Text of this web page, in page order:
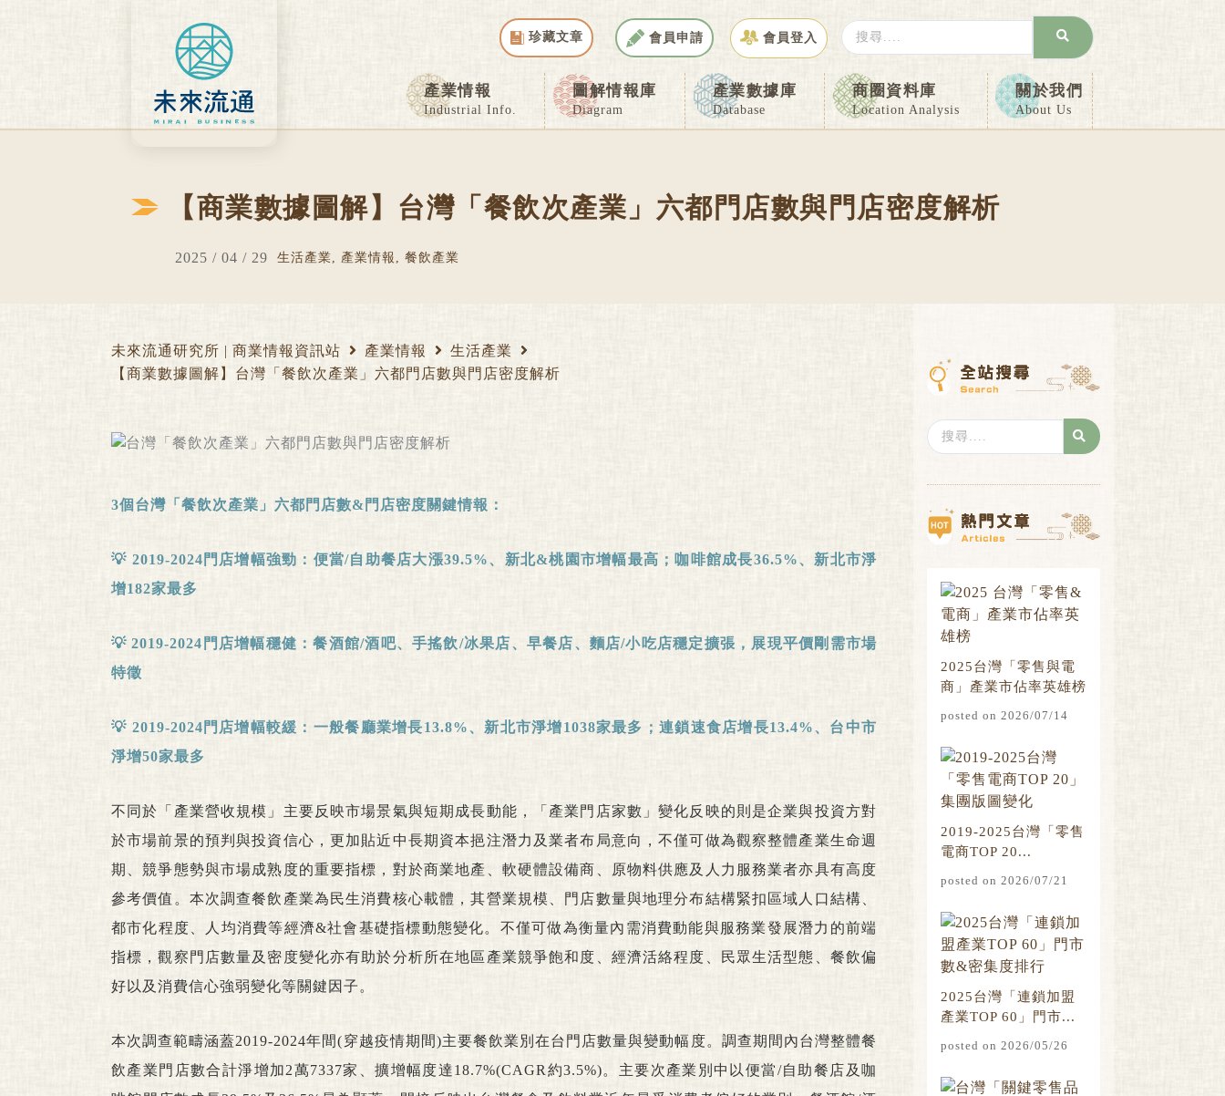
珍藏文章 會員申請 會員登入
Search
...
產業情報
Industrial Info.
圖解情報庫
Diagram
產業數據庫
Database
商圈資料庫
Location Analysis
關於我們
About Us
【商業數據圖解】台灣「餐飲次產業」六都門店數與門店密度解析
2025 / 04 / 29 生活產業 產業情報 餐飲產業
未來流通研究所 | 商業情報資訊站 產業情報
生活產業
【商業數據圖解】台灣「餐飲次產業」六都門店數與門店密度解析
3個台灣「餐飲次產業」六都門店數& 門店密度關鍵情報：
💡 2019-2024 門店增幅強勁：便當/自助餐店大漲39.5%、新北&桃園市增幅最高；咖啡館成長36.5%、新北市淨
增182家最多
💡2019-2024 門店增幅穩健：餐酒館/酒吧、手搖飲/冰果店、早餐店、麵店/小吃店穩定擴張，展現平價剛需市場
特徵
💡 2019-2024 門店增幅較緩：一般餐廳業增長13.8%、新北市淨增1038家最多；連鎖速食店增長13.4%、台中市
淨增50家最多
不同於「產業營收規模」主要反映市場景氣與短期成長動能，「產業門店家數」變化反映的則是企業與投資方對
於市場前景的預判與投資信心，更加貼近中長期資本挹注潛力及業者布局意向，不僅可做為觀察整體產業生命週
期、競爭態勢與市場成熟度的重要指標，對於商業地產、軟硬體設備商、原物料供應及人力服務業者亦具有高度
參考價值。本次調查餐飲產業為民生消費核心載體，其營業規模、門店數量與地理分布結構緊扣區域人口結構、
都市化程度、人均消費等經濟&社會基礎指標動態變化。不僅可做為衡量內需消費動能與服務業發展潛力的前端
指標，觀察門店數量及密度變化亦有助於分析所在地區產業競爭飽和度、經濟活絡程度、民眾生活型態、餐飲偏
好以及消費信心強弱變化等關鍵因子。
本次調查範疇涵蓋2019-2024年間(穿越疫情期間)主要餐飲業別在台門店數量與變動幅度。調查期間內台灣整體餐
飲產業門店數合計淨增加2萬7337家、擴增幅度達18.7%(CAGR約3.5%)。主要次產業別中以便當/自助餐店及咖
Search
...
2025台灣「零售與電
商」產業市佔率英雄榜
posted on 2026/07/14
2019-2025台灣「零售
電商TOP 20...
posted on 2026/07/21
2025台灣「連鎖加盟
產業TOP 60」門市...
posted on 2026/05/26